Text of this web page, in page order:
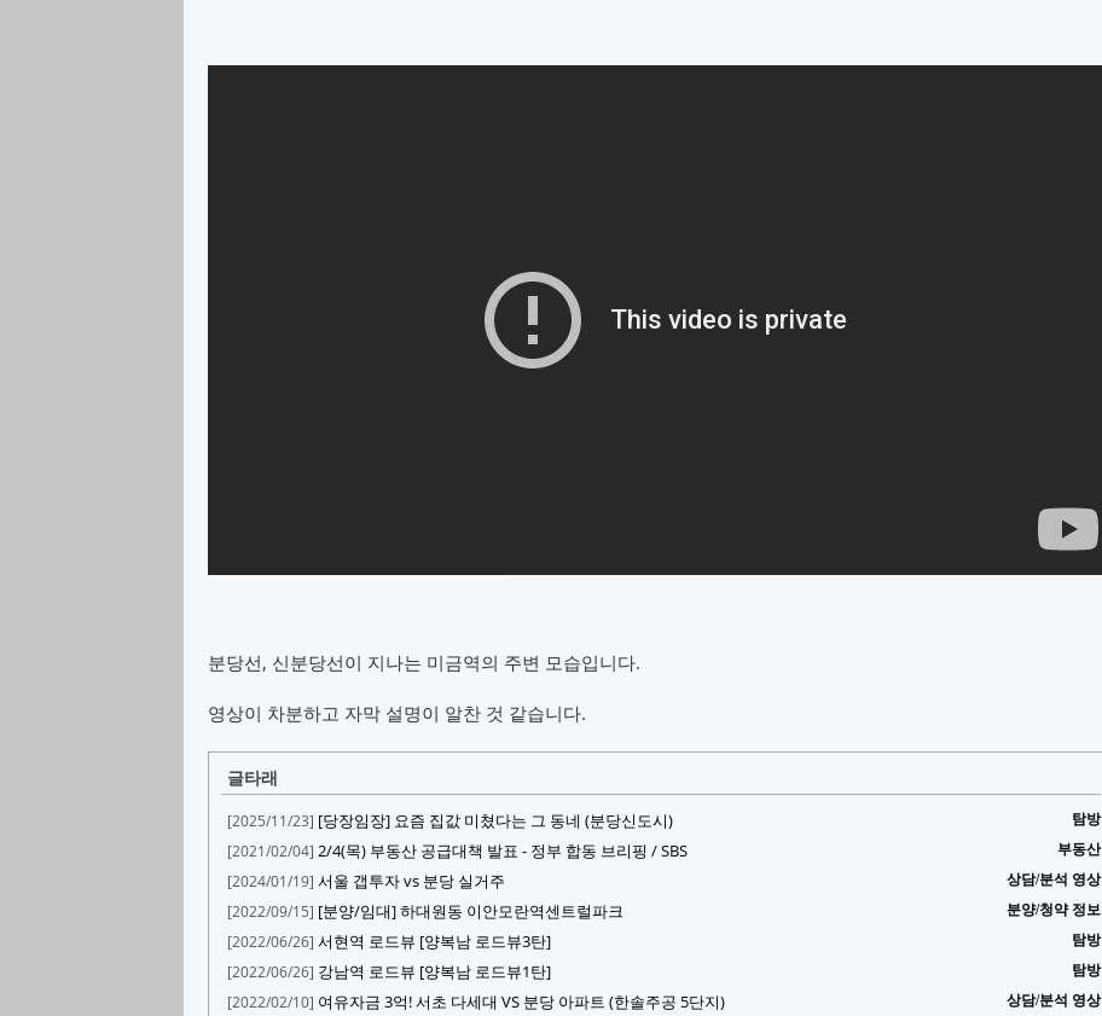
분당선, 신분당선이 지나는 미금역의 주변 모습입니다.
영상이 차분하고 자막 설명이 알찬 것 같습니다.
글타래
[2025/11/23] 탐방
[당장임장] 요즘 집값 미쳤다는 그 동네 (분당신도시)
[2021/02/04] 부동산
2/4(목) 부동산 공급대책 발표 - 정부 합동 브리핑 / SBS
[2024/01/19] 상담/분석 영상
서울 갭투자 vs 분당 실거주
[2022/09/15] 분양/청약 정보
[분양/임대] 하대원동 이안모란역센트럴파크
[2022/06/26] 탐방
서현역 로드뷰 [양복남 로드뷰3탄]
[2022/06/26] 탐방
강남역 로드뷰 [양복남 로드뷰1탄]
[2022/02/10] 상담/분석 영상
여유자금 3억! 서초 다세대 VS 분당 아파트 (한솔주공 5단지)